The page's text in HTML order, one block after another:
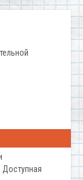
Доступная